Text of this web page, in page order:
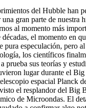
del Hubble han
gran parte de nuestra
al momento más
el momento en
pura especulación, pero
los científicos
prueba sus teorías y
lugar durante el
espacial Planck
el resplandor del Big
de Microondas. El